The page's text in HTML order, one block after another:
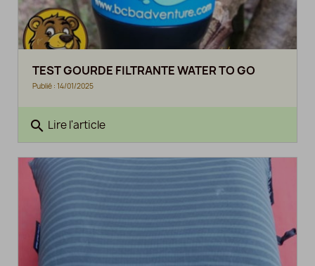
TEST GOURDE FILTRANTE WATER TO GO
Publié : 14/01/2025
search Lire l'article